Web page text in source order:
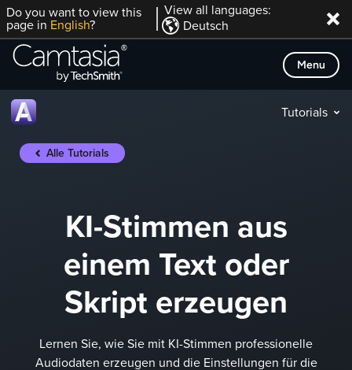
Direkt
zum
Inhalt
Do you want to view this
page in English?
View all languages:
Deutsch
Menu
Tutorials
Alle Tutorials
KI-Stimmen aus
einem Text oder
Skript erzeugen
Lernen Sie, wie Sie mit KI-Stimmen professionelle
Audiodaten erzeugen und die Einstellungen für die